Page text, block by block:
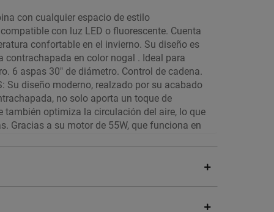
con cualquier espacio de estilo
con luz LED o fluorescente. Cuenta
confortable en el invierno. Su diseño es
en color nogal . Ideal para
6 aspas 30" de diámetro. Control de cadena.
Su diseño moderno, realzado por su acabado
no solo aporta un toque de
optimiza la circulación del aire, lo que
Gracias a su motor de 55W, que funciona en